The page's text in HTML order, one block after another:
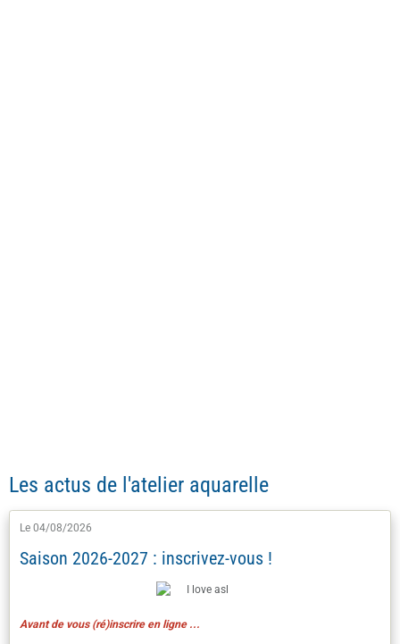
Les actus de l'atelier aquarelle
Le 04/08/2026
Saison 2026-2027 : inscrivez-vous !
Avant de vous (ré)inscrire en ligne ...